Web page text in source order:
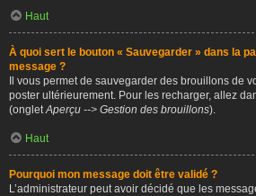
Haut
À quoi sert le bouton « Sauvegarder » dans la
message ?
Il vous permet de sauvegarder des brouillons de
poster ultérieurement. Pour les recharger, allez
(ongletAperçu --> Gestion des brouillons).
Haut
Pourquoi mon message doit être validé ?
L’administrateur peut avoir décidé que les